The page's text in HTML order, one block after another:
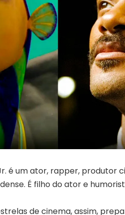
é um ator, rapper,
É filho do ator e
de cinema, assim,